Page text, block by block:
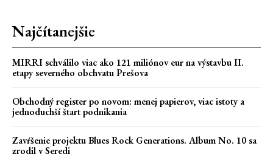
Najčítanejšie
MIRRI schválilo viac ako 121 miliónov eur na výstavbu II.
etapy severného obchvatu Prešova
Obchodný register po novom: menej papierov, viac istoty a
jednoduchší štart podnikania
Zavŕšenie projektu Blues Rock Generations. Album No. 10 sa
zrodil v Seredi